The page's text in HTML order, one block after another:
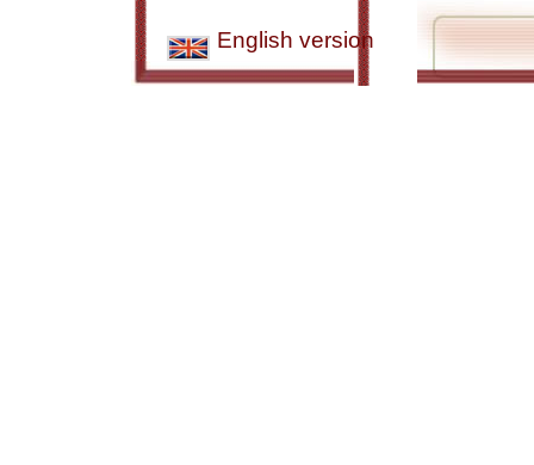
English version